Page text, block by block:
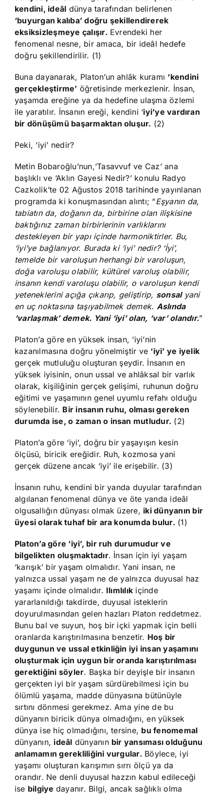
kendini, ideâl dünya tarafından belirlenen
‘buyurgan kalıba’ doğru şekillendirerek
eksiksizleşmeye çalışır. Evrendeki her
fenomenal nesne, bir amaca, bir ideâl hedefe
doğru şekillendirilir. (1)
Buna dayanarak, Platon’un ahlâk kuramı ‘kendini
gerçekleştirme’ öğretisinde merkezlenir. İnsan,
yaşamda ereğine ya da hedefine ulaşma özlemi
ile yaratılır. İnsanın ereği, kendini ‘iyi’ye vardıran
bir dönüşümü başarmaktan oluşur. (2)
Peki, ‘iyi’ nedir?
Metin Bobaroğlu’nun,‘Tasavvuf ve Caz’ ana
başlıklı ve ‘Aklın Gayesi Nedir?’ konulu Radyo
Cazkolik’te 02 Ağustos 2018 tarihinde yayınlanan
programda ki konuşmasından alıntı; “Eşyanın da,
tabiatın da, doğanın da, birbirine olan ilişkisine
baktığınız zaman birbirlerinin varlıklarını
destekleyen bir yapı içinde harmoniktirler. Bu,
‘iyi’ye bağlanıyor. Burada ki ‘iyi’ nedir? ‘İyi’,
temelde bir varoluşun herhangi bir varoluşun,
doğa varoluşu olabilir, kültürel varoluş olabilir,
insanın kendi varoluşu olabilir, o varoluşun kendi
yeteneklerini açığa çıkarıp, geliştirip, sonsalyani
en uç noktasına taşıyabilmek demek. Aslında
‘varlaşmak’ demek. Yani ‘iyi’ olan, ‘var’ olandır.”
Platon’a göre en yüksek insan, ‘iyi’nin
kazanılmasına doğru yönelmiştir ve ‘iyi’ ye iyelik
gerçek mutluluğu oluşturan şeydir. İnsanın en
yüksek iyisinin, onun ussal ve ahlâksal bir varlık
olarak, kişiliğinin gerçek gelişimi, ruhunun doğru
eğitimi ve yaşamının genel uyumlu refahı olduğu
söylenebilir. Bir insanın ruhu, olması gereken
durumda ise, o zaman o insan mutludur. (2)
Platon’a göre ‘iyi’, doğru bir yaşayışın kesin
ölçüsü, biricik ereğidir. Ruh, kozmosa yani
gerçek düzene ancak ‘iyi’ ile erişebilir. (3)
İnsanın ruhu, kendini bir yanda duyular tarafından
algılanan fenomenal dünya ve öte yanda ideâl
olgusallığın dünyası olmak üzere, iki dünyanın bir
üyesi olarak tuhaf bir ara konumda bulur. (1)
Platon’a göre ‘iyi’, bir ruh durumudur ve
bilgelikten oluşmaktadır. İnsan için iyi yaşam
‘karışık’ bir yaşam olmalıdır. Yani insan, ne
yalnızca ussal yaşam ne de yalnızca duyusal haz
yaşamı içinde olmalıdır. Ilımlılık içinde
yararlanıldığı takdirde, duyusal isteklerin
doyurulmasından gelen hazları Platon reddetmez.
Bunu bal ve suyun, hoş bir içki yapmak için belli
oranlarda karıştırılmasına benzetir. Hoş bir
duygunun ve ussal etkinliğin iyi insan yaşamını
oluşturmak için uygun bir oranda karıştırılması
gerektiğini söyler. Başka bir deyişle bir insanın
gerçekten iyi bir yaşam sürdürebilmesi için bu
ölümlü yaşama, madde dünyasına bütünüyle
sırtını dönmesi gerekmez. Ama yine de bu
dünyanın biricik dünya olmadığını, en yüksek
dünya ise hiç olmadığını, tersine, bu fenomemal
dünyanın, ideâl dünyanın bir yansıması olduğunu
anlamamın gerekliliğini vurgular. Böylece, iyi
yaşamı oluşturan karışımın sırrı ölçü ya da
orandır. Ne denli duyusal hazzın kabul edileceği
ise bilgiye dayanır. Bilgi, ancak sağlıklı olma